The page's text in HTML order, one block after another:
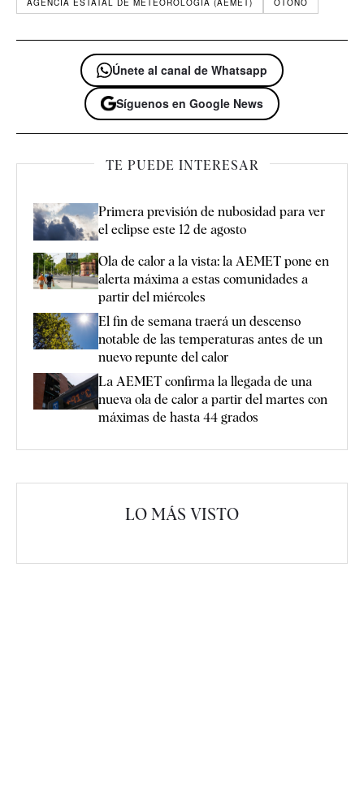
AGENCIA ESTATAL DE METEOROLOGÍA (AEMET) OTOÑO
Únete al canal de Whatsapp
Síguenos en Google News
TE PUEDE INTERESAR
Primera previsión de nubosidad para ver
el eclipse este 12 de agosto
Ola de calor a la vista: la AEMET pone en
alerta máxima a estas comunidades a
partir del miércoles
El fin de semana traerá un descenso
notable de las temperaturas antes de un
nuevo repunte del calor
La AEMET confirma la llegada de una
nueva ola de calor a partir del martes con
máximas de hasta 44 grados
LO MÁS VISTO